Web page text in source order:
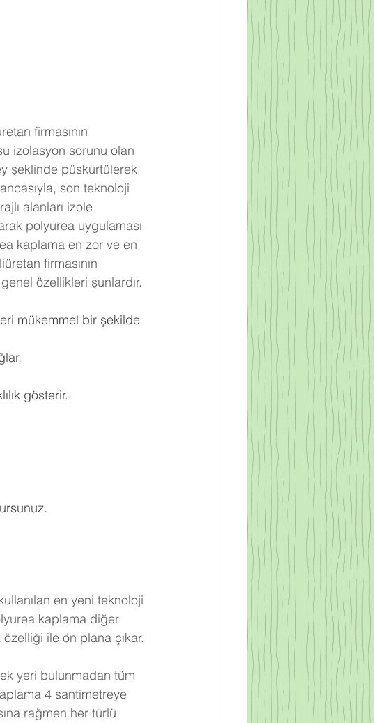
izolasyon sorunu olan
şeklinde püskürtülerek
son teknoloji
alanları izole
polyurea uygulaması
kaplama en zor ve en
firmasının
özellikleri şunlardır.
mükemmel bir şekilde
gösterir..
en yeni teknoloji
kaplama diğer
ile ön plana çıkar.
yeri bulunmadan tüm
4 santimetreye
rağmen her türlü